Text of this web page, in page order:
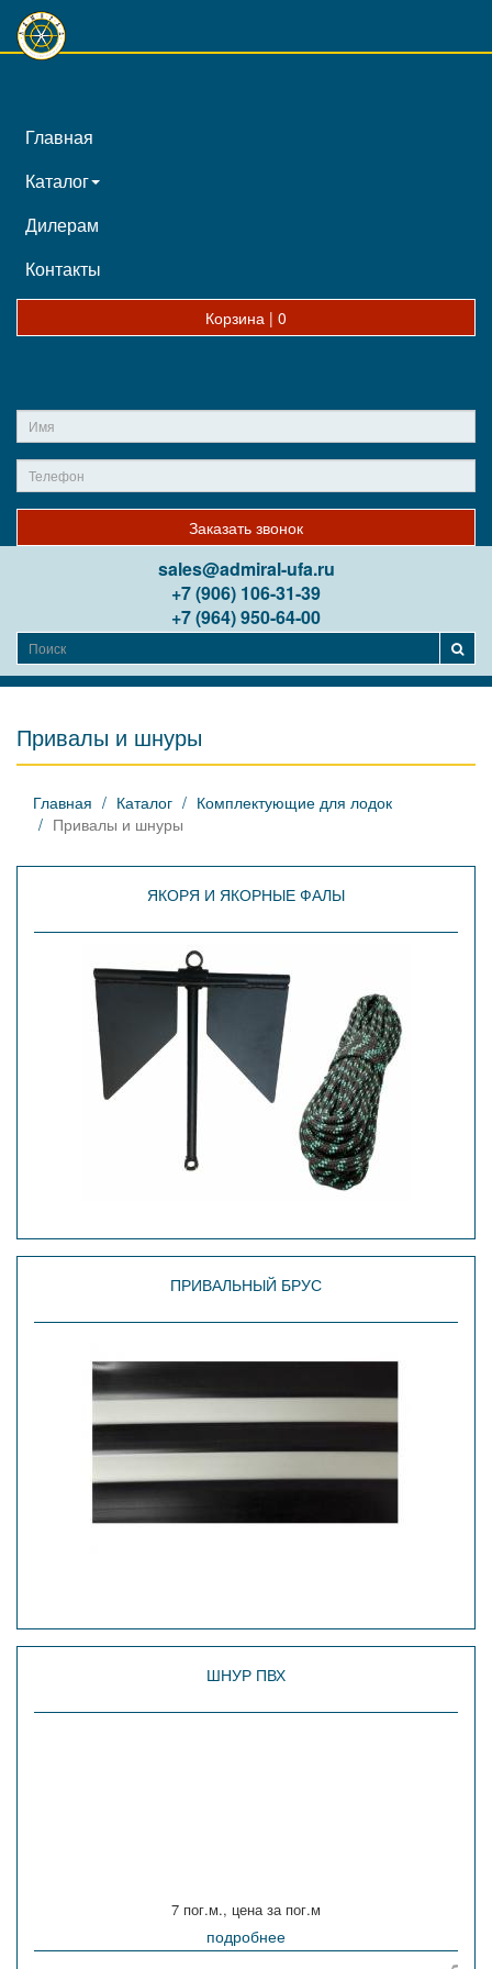
Главная
Каталог
Дилерам
Контакты
Корзина | 0
Заказать звонок
sales@admiral-ufa.ru
+7 (906) 106-31-39
+7 (964) 950-64-00
Привалы и шнуры
Главная Каталог
Комплектующие для лодок
Привалы и шнуры
ЯКОРЯ И ЯКОРНЫЕ ФАЛЫ
ПРИВАЛЬНЫЙ БРУС
ШНУР ПВХ
7 пог.м., цена за пог.м
подробнее